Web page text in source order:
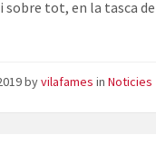
sobre tot, en la tasca
byvilafames in Noticies